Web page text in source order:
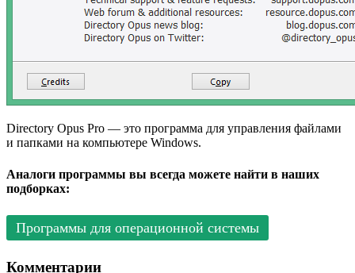
Directory Opus Pro — это программа для управления файлами
и папками на компьютере Windows.
Аналоги программы вы всегда можете найти в наших
подборках:
Программы для операционной системы
Комментарии